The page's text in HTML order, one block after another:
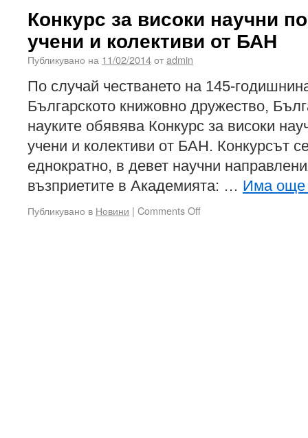
Конкурс за високи научни
учени и колективи от БАН
Публикувано на 11/02/2014отadmin
По случай честването на 145-
Българското книжовно дружество,
науките обявява Конкурс за високи
учени и колективи от БАН. Конкурсът
еднократно, в девет научни
възприетите в Академията: … Има
Публикувано в Новини | Comments Off